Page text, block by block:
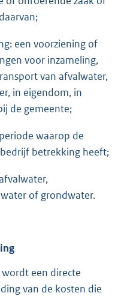
een voorziening of
voor inzameling,
van afvalwater,
in eigendom, in
de gemeente;
waarop de
betrekking heeft;
of grondwater.
een directe
van de kosten die